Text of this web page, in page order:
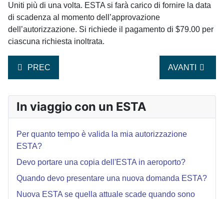
Uniti più di una volta. ESTA si farà carico di fornire la data
di scadenza al momento dell’approvazione
dell’autorizzazione. Si richiede il pagamento di $79.00 per
ciascuna richiesta inoltrata.
ARTICOLO PRECEDENTE: NUOVA ESTA SE QUELLA
PREC ARTICOLO
AVANTI
In viaggio con un ESTA
Per quanto tempo è valida la mia autorizzazione
ESTA?
Devo portare una copia dell'ESTA in aeroporto?
Quando devo presentare una nuova domanda ESTA?
Nuova ESTA se quella attuale scade quando sono